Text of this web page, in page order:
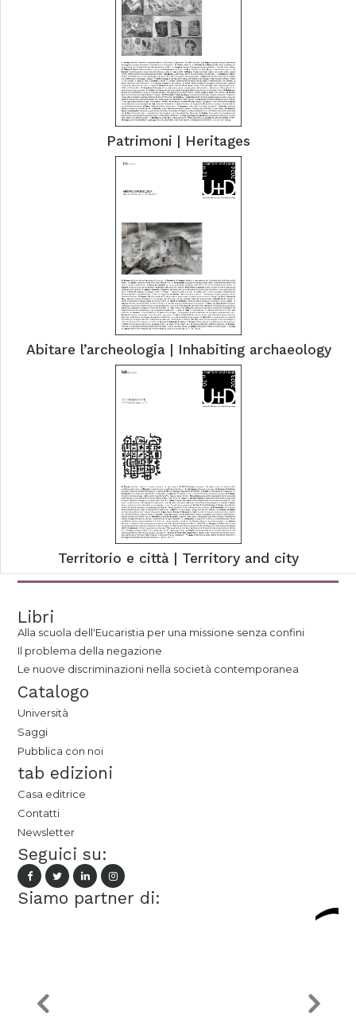
Patrimoni | Heritages
Abitare l’archeologia | Inhabiting archaeology
Territorio e città | Territory and city
Libri
Alla scuola dell'Eucaristia per una missione senza confini
Il problema della negazione
Le nuove discriminazioni nella società contemporanea
Catalogo
Università
Saggi
Pubblica con noi
tab edizioni
Casa editrice
Contatti
Newsletter
Seguici su:
Siamo partner di: